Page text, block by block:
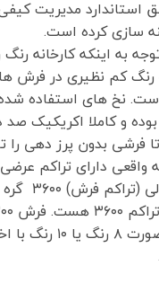
به اینکه کارخانه رنگ
رنگ کم نظیری در فرش
است. نخ های استفاده
بوده و کاملا
فرشی بدون پرز دهی را
گره و تراکم
یک معمولا به